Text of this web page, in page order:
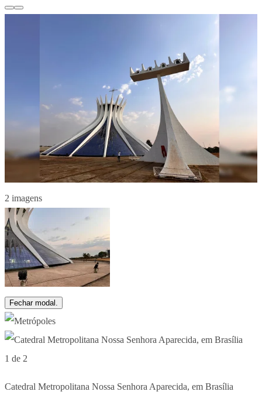
2 imagens
Fechar modal.
1 de 2
Catedral Metropolitana Nossa Senhora Aparecida, em Brasília